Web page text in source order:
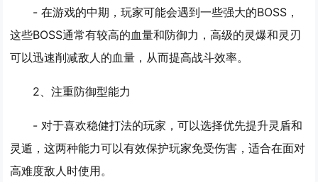
- 在游戏的中期，玩家可能会遇到一些强大的BOSS，
这些BOSS通常有较高的血量和防御力，高级的灵爆和灵刃
可以迅速削减敌人的血量，从而提高战斗效率。
2、注重防御型能力
- 对于喜欢稳健打法的玩家，可以选择优先提升灵盾和
灵遁，这两种能力可以有效保护玩家免受伤害，适合在面对
高难度敌人时使用。